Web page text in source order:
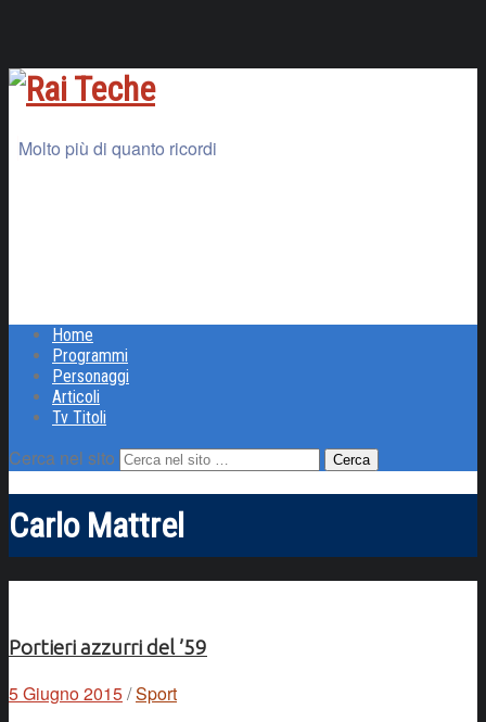
Molto più di quanto ricordi
Home
Programmi
Personaggi
Articoli
Tv Titoli
Cerca nel sito
Carlo Mattrel
Portieri azzurri del ’59
5 Giugno 2015/Sport